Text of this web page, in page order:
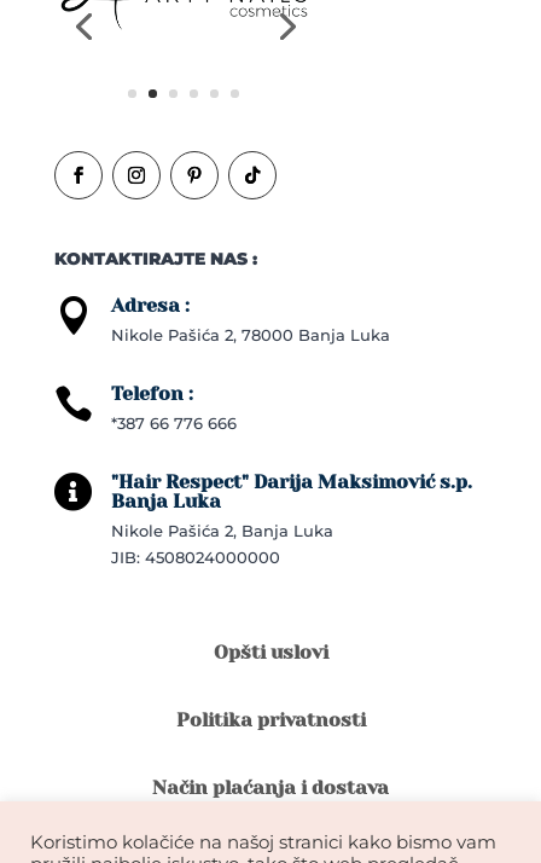
KONTAKTIRAJTE NAS :
 Adresa :
Nikole Pašića 2, 78000 Banja Luka
 Telefon :
*387 66 776 666

"Hair Respect" Darija Maksimović s.p.
Banja Luka
Nikole Pašića 2, Banja Luka
JIB: 4508024000000
Opšti uslovi
Politika privatnosti
Način plaćanja i dostava
Reklamacije i povrat robe
Koristimo kolačiće na našoj stranici kako bismo vam